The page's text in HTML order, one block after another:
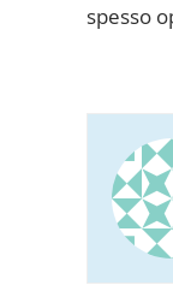
spesso